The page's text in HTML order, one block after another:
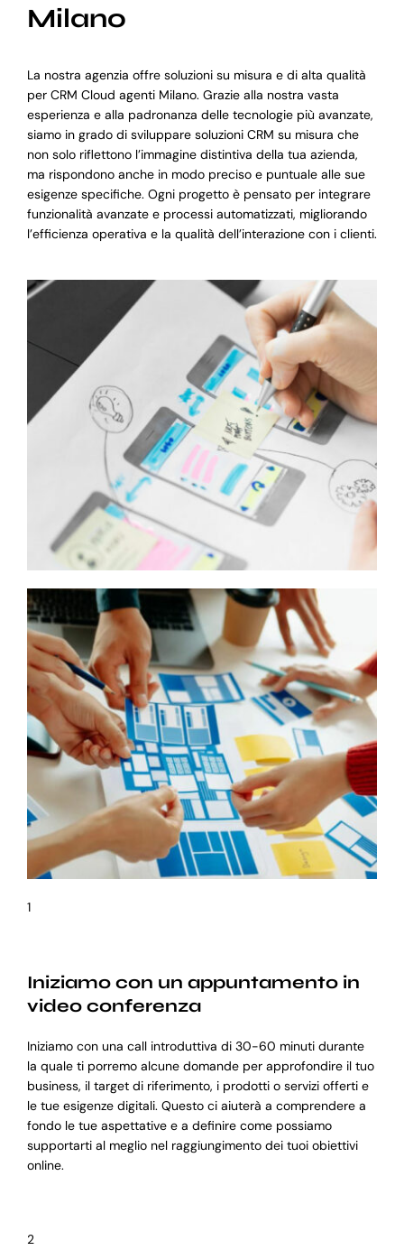
Milano
La nostra agenzia offre soluzioni su misura e di alta qualità
per CRM Cloud agenti Milano. Grazie alla nostra vasta
esperienza e alla padronanza delle tecnologie più avanzate,
siamo in grado di sviluppare soluzioni CRM su misura che
non solo riflettono l’immagine distintiva della tua azienda,
ma rispondono anche in modo preciso e puntuale alle sue
esigenze specifiche. Ogni progetto è pensato per integrare
funzionalità avanzate e processi automatizzati, migliorando
l’efficienza operativa e la qualità dell’interazione con i clienti.
1
Iniziamo con un appuntamento in
video conferenza
Iniziamo con una call introduttiva di 30-60 minuti durante
la quale ti porremo alcune domande per approfondire il tuo
business, il target di riferimento, i prodotti o servizi offerti e
le tue esigenze digitali. Questo ci aiuterà a comprendere a
fondo le tue aspettative e a definire come possiamo
supportarti al meglio nel raggiungimento dei tuoi obiettivi
online.
2